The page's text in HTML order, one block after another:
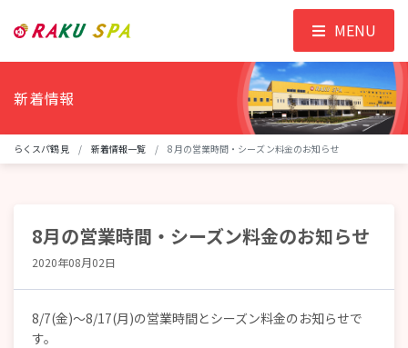
新着情報
らくスパ鶴見 新着情報一覧 8月の営業時間・シーズン料金のお知らせ
8月の営業時間・シーズン料金のお知らせ
2020年08月02日
8/7(金)～8/17(月)の営業時間とシーズン料金のお知らせで
す。
MENU